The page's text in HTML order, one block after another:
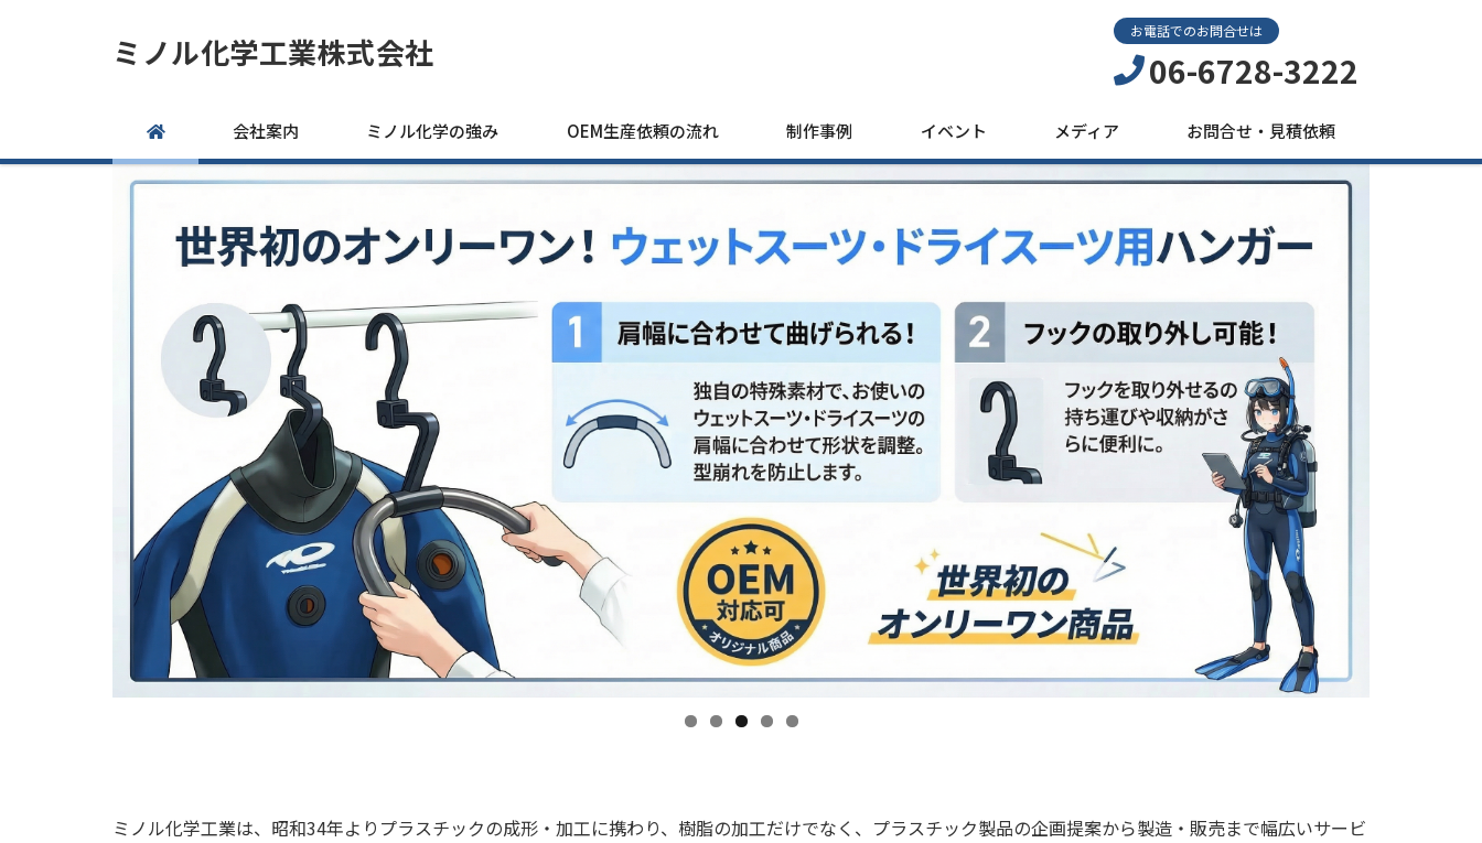
ミノル化学工業株式会社
お電話でのお問合せは
06-6728-3222
会社案内 ミノル化学の強み OEM生産依頼の流れ 制作事例 イベント メディア お問合せ・見積依頼
ミノル化学工業は、昭和34年よりプラスチックの成形・加工に携わり、樹脂の加工だけでなく、プラスチック製品の企画提案から製造・販売まで幅広いサービ